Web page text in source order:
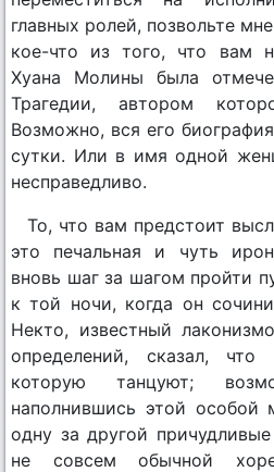
главных ролей, позвольте
кое-что из того, что вам
Хуана Молины была
Трагедии, автором
Возможно, вся его
сутки. Или в имя одной
несправедливо.
То, что вам предстоит
это печальная и чуть
вновь шаг за шагом пройти
к той ночи, когда он
Некто, известный
определений, сказал,
которую танцуют;
наполнившись этой особой
одну за другой
не совсем обычной